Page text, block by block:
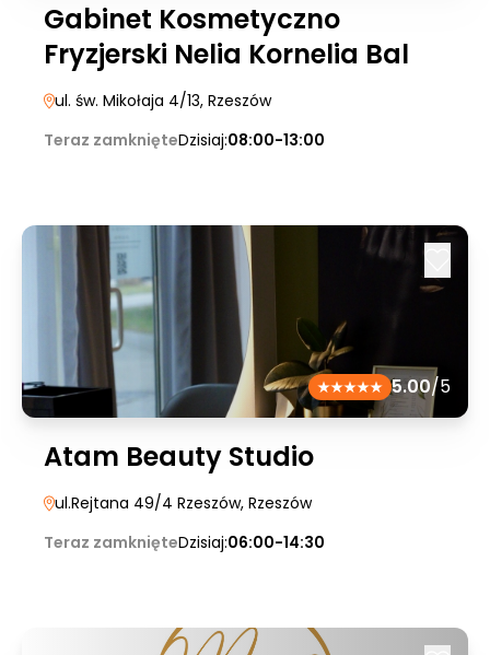
Gabinet Kosmetyczno
Fryzjerski Nelia Kornelia Bal
ul. św. Mikołaja 4/13, Rzeszów
Teraz zamknięteDzisiaj:08:00-13:00
5.00/5
Atam Beauty Studio
ul.Rejtana 49/4 Rzeszów, Rzeszów
Teraz zamknięteDzisiaj:06:00-14:30